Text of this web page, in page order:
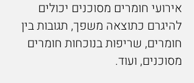
אירועי חומרים מסוכנים יכולים
להיגרם כתוצאה משפך, תגובות בין
חומרים, שריפות בנוכחות חומרים
מסוכנים, ועוד.